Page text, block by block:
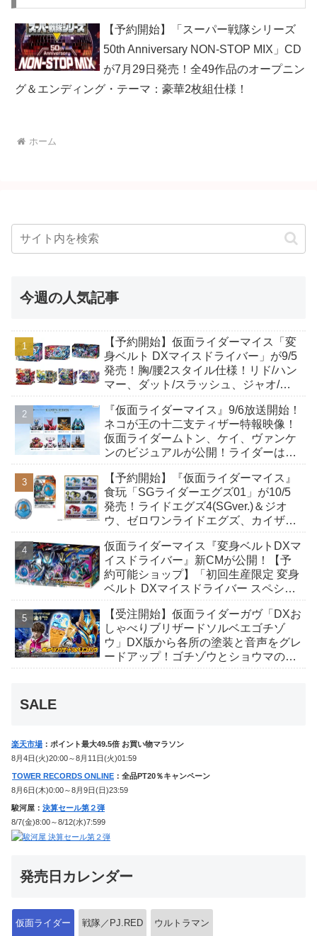
【予約開始】「スーパー戦隊シリーズ
50th Anniversary NON-STOP MIX」CD
が7月29日発売！全49作品のオープニン
グ＆エンディング・テーマ：豪華2枚組仕様！
ホーム
今週の人気記事
【予約開始】仮面ライダーマイス「変
身ベルト DXマイスドライバー」が9/5
発売！胸/腰2スタイル仕様！リド/ハン
マー、ダット/スラッシュ、ジャオ/バ
も！
『仮面ライダーマイス』9/6放送開始！
ネコが王の十二支ティザー特報映像！
仮面ライダームトン、ケイ、ヴァンケ
ンのビジュアルが公開！ライダーは子
【予約開始】『仮面ライダーマイス』
食玩「SGライダーエグズ01」が10/5
発売！ライドエグズ4(SGver.)＆ジオ
ウ、ゼロワンライドエグズ、カイザ、
仮面ライダーマイス『変身ベルトDXマ
イスドライバー』新CMが公開！【予
約可能ショップ】「初回生産限定 変身
ベルト DXマイスドライバー スペシャ
【受注開始】仮面ライダーガヴ「DXお
しゃべりブリザードソルベエゴチゾ
ウ」DX版から各所の塗装と音声をグレ
ードアップ！ゴチゾウとショウマのボ
SALE
楽天市場 ：ポイント最大49.5倍 お買い物マラソン
8月4日(火)20:00～8月11日(火)01:59
TOWER RECORDS ONLINE ：全品PT20％キャンペーン
8月6日(木)0:00～8月9日(日)23:59
駿河屋： 決算セール第２弾
8/7(金)8:00～8/12(水)7:599
発売日カレンダー
仮面ライダー 戦隊／PJ.RED ウルトラマン